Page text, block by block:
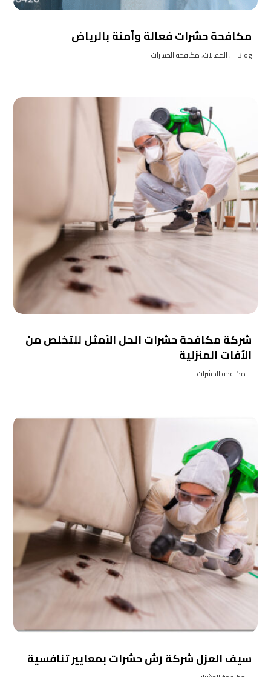
مكافحة حشرات فعالة وآمنة بالرياض
Blog
,المقالات,مكافحة الحشرات
شركة مكافحة حشرات الحل الأمثل للتخلص من
الآفات المنزلية
مكافحة الحشرات
سيف العزل شركة رش حشرات بمعايير تنافسية